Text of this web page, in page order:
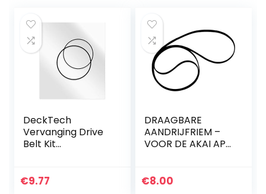
DeckTech
Vervanging Drive
Belt Kit
TCMS66V Voice
€9.77
DRAAGBARE
AANDRIJFRIEM –
VOOR DE AKAI AP-
€8.00